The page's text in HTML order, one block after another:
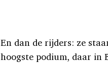
En dan de rijders: ze
hoogste podium, daar in